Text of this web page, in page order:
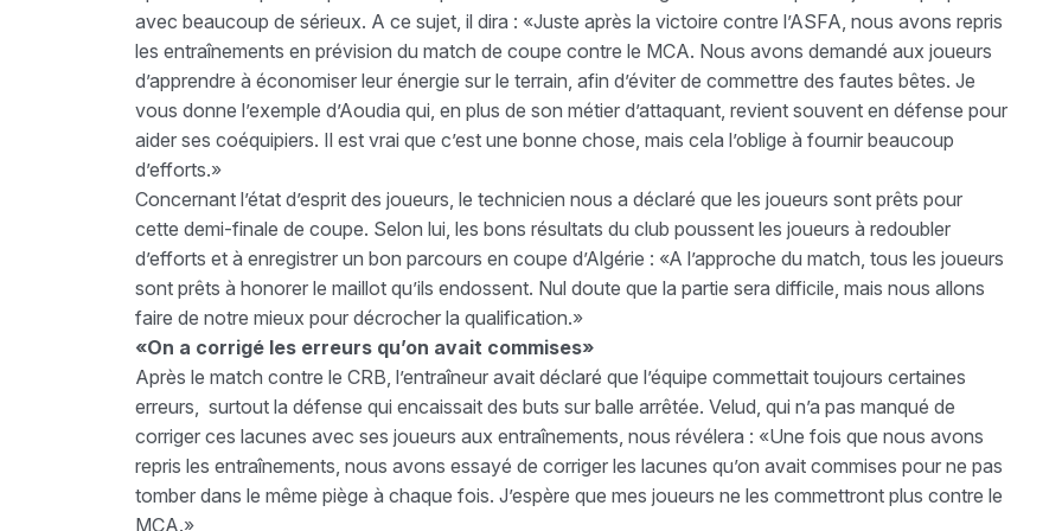
avec beaucoup de sérieux. A ce sujet, il dira : «Juste après la victoire contre l’ASFA, nous avons repris
les entraînements en prévision du match de coupe contre le MCA. Nous avons demandé aux joueurs
d’apprendre à économiser leur énergie sur le terrain, afin d’éviter de commettre des fautes bêtes. Je
vous donne l’exemple d’Aoudia qui, en plus de son métier d’attaquant, revient souvent en défense pour
aider ses coéquipiers. Il est vrai que c’est une bonne chose, mais cela l’oblige à fournir beaucoup
d’efforts.»
Concernant l’état d’esprit des joueurs, le technicien nous a déclaré que les joueurs sont prêts pour
cette demi-finale de coupe. Selon lui, les bons résultats du club poussent les joueurs à redoubler
d’efforts et à enregistrer un bon parcours en coupe d’Algérie : «A l’approche du match, tous les joueurs
sont prêts à honorer le maillot qu’ils endossent. Nul doute que la partie sera difficile, mais nous allons
faire de notre mieux pour décrocher la qualification.»
«On a corrigé les erreurs qu’on avait commises»
Après le match contre le CRB, l’entraîneur avait déclaré que l’équipe commettait toujours certaines
erreurs, surtout la défense qui encaissait des buts sur balle arrêtée. Velud, qui n’a pas manqué de
corriger ces lacunes avec ses joueurs aux entraînements, nous révélera : «Une fois que nous avons
repris les entraînements, nous avons essayé de corriger les lacunes qu’on avait commises pour ne pas
tomber dans le même piège à chaque fois. J’espère que mes joueurs ne les commettront plus contre le
MCA.»